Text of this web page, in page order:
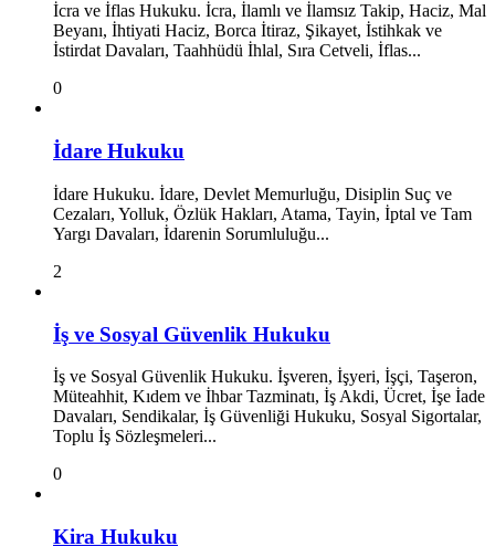
İcra ve İflas Hukuku. İcra, İlamlı ve İlamsız Takip, Haciz, Mal
Beyanı, İhtiyati Haciz, Borca İtiraz, Şikayet, İstihkak ve
İstirdat Davaları, Taahhüdü İhlal, Sıra Cetveli, İflas...
0
İdare Hukuku
İdare Hukuku. İdare, Devlet Memurluğu, Disiplin Suç ve
Cezaları, Yolluk, Özlük Hakları, Atama, Tayin, İptal ve Tam
Yargı Davaları, İdarenin Sorumluluğu...
2
İş ve Sosyal Güvenlik Hukuku
İş ve Sosyal Güvenlik Hukuku. İşveren, İşyeri, İşçi, Taşeron,
Müteahhit, Kıdem ve İhbar Tazminatı, İş Akdi, Ücret, İşe İade
Davaları, Sendikalar, İş Güvenliği Hukuku, Sosyal Sigortalar,
Toplu İş Sözleşmeleri...
0
Kira Hukuku